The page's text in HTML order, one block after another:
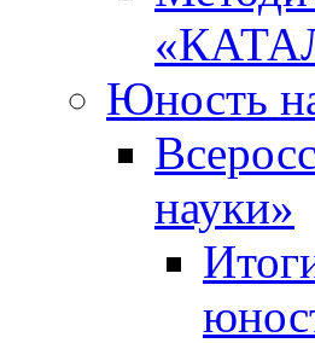
Юность
науки»